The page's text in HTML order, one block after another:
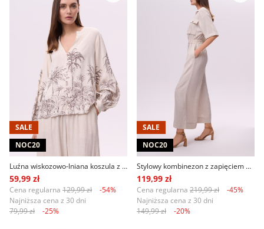
SALE
NOC20
Luźna wiskozowo-lniana koszula z nadrukiem w palmy
59,99 zł
Cena regularna 129,99 zł
-54%
Najniższa cena z 30 dni
79,99 zł
-25%
SALE
NOC20
Stylowy kombinezon z zapięciem na guziki
119,99 zł
Cena regularna 219,99 zł
-45%
Najniższa cena z 30 dni
149,99 zł
-20%